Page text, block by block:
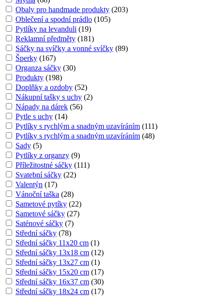
Obaly pro handmade produkty (203)
Oblečení a spodní prádlo (105)
Pytlíky na levanduli (19)
Reklamní předměty (181)
Sáčky na svíčky a vonné svíčky (89)
Šperky (167)
Organza sáčky (30)
Produkty (198)
Doplňky a ozdoby (52)
Nákupní tašky s uchy (2)
Nápady na dárek (56)
Pytle s uchy (14)
Pytlíky s rychlým a snadným uzavíráním (111)
Pytlíky s rychlým a snadným uzavíráním (48)
Sady (5)
Pytlíky z organzy (9)
Příležitostné sáčky (111)
Svatební sáčky (22)
Valentýn (17)
Vánoční taška (28)
Sametové pytíky (22)
Sametové sáčky (27)
Saténové sáčky (7)
Střední sáčky (78)
Střední sáčky 11x20 cm (1)
Střední sáčky 13x18 cm (12)
Střední sáčky 13x27 cm (1)
Střední sáčky 15x20 cm (17)
Střední sáčky 16x37 cm (30)
Střední sáčky 18x24 cm (17)